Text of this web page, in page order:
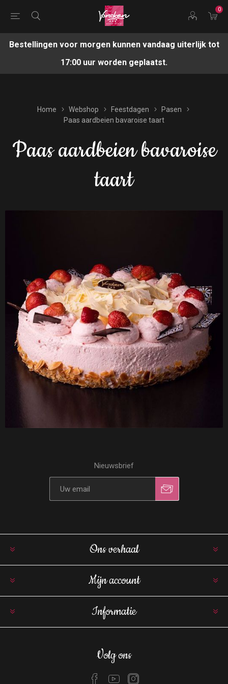
0
Bestellingen voor morgen kunnen vandaag uiterlijk tot
17:00 uur worden geplaatst.
Home Webshop Feestdagen
Pasen
Paas aardbeien bavaroise taart
Paas aardbeien bavaroise
taart
Nieuwsbrief
Ons verhaal
Mijn account
Informatie
Volg ons